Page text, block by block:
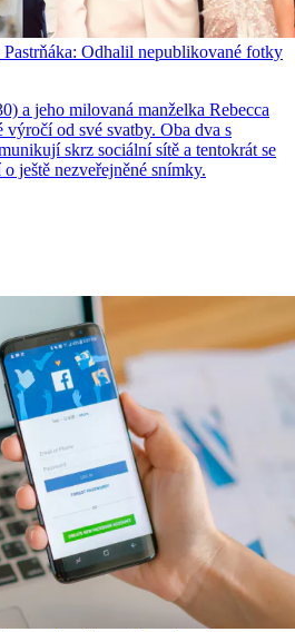
Odhalil nepublikované fotky
a jeho milovaná manželka Rebecca
od své svatby. Oba dva s
skrz sociální sítě a tentokrát se
ještě nezveřejněné snímky.